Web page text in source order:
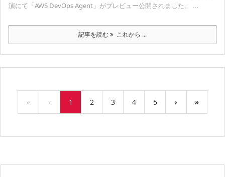
演にて「AWS DevOps Agent」がプレビュー公開されました。 ...
記事を読む これから ...
« ‹ 1 2 3 4 5 › »